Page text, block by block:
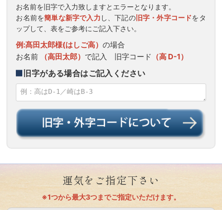
お名前を旧字で入力致しますとエラーとなります。
お名前を簡単な新字で入力 し、下記の旧字・外字コードをタ
ップして、表をご参考にご記入下さい。
例:髙田太郎様(はしご高）の場合
お名前
（高田太郎） で記入 旧字コード （高 D-1）
旧字がある場合はご記入ください
運気をご指定下さい
※1つから最大3つまでご指定いただけます。